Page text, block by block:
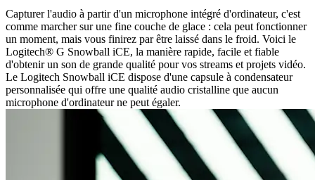
Capturer l'audio à partir d'un microphone intégré d'ordinateur, c'est
comme marcher sur une fine couche de glace : cela peut fonctionner
un moment, mais vous finirez par être laissé dans le froid. Voici le
Logitech® G Snowball iCE, la manière rapide, facile et fiable
d'obtenir un son de grande qualité pour vos streams et projets vidéo.
Le Logitech Snowball iCE dispose d'une capsule à condensateur
personnalisée qui offre une qualité audio cristalline que aucun
microphone d'ordinateur ne peut égaler.